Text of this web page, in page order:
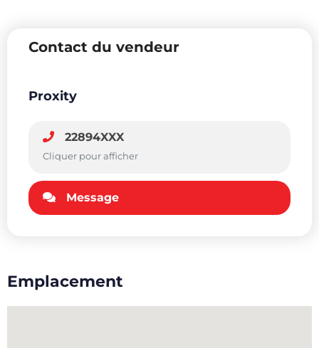
Contact du vendeur
Proxity
22894XXX
Cliquer pour afficher
Message
Emplacement